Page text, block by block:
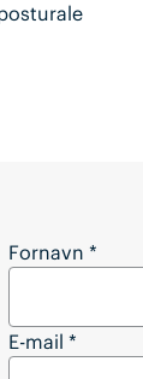
Vil du
Fornavn *
E-mail *